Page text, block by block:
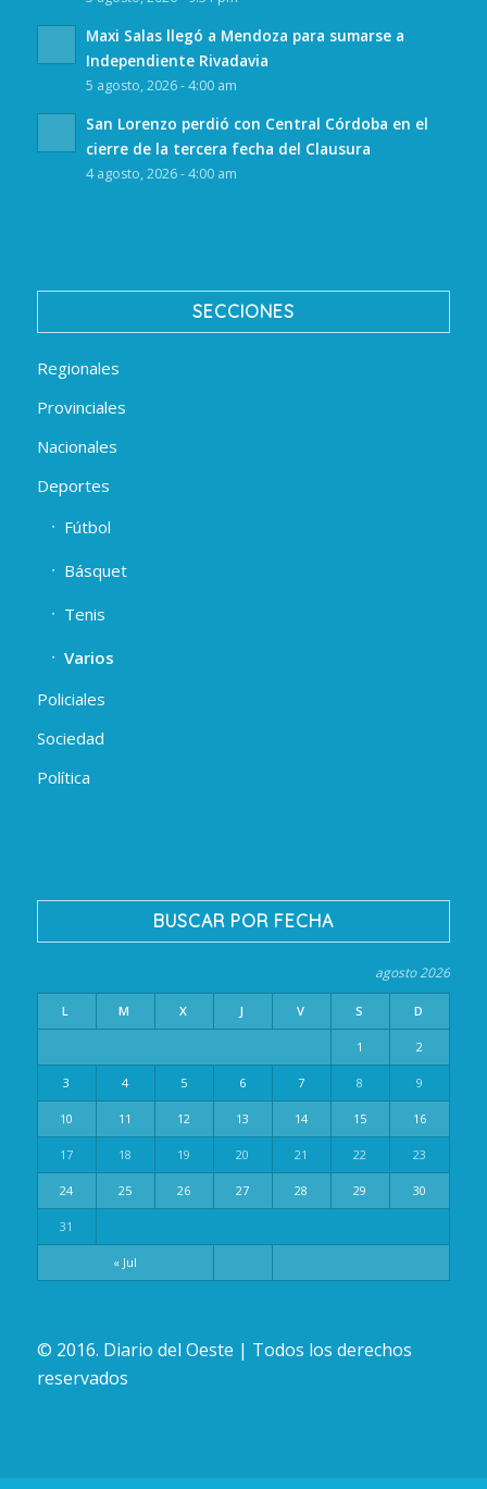
Maxi Salas llegó a Mendoza para sumarse a
Independiente Rivadavia
5 agosto, 2026 - 4:00 am
San Lorenzo perdió con Central Córdoba en el
cierre de la tercera fecha del Clausura
4 agosto, 2026 - 4:00 am
SECCIONES
Regionales
Provinciales
Nacionales
Deportes
Fútbol
Básquet
Tenis
Varios
Policiales
Sociedad
Política
BUSCAR POR FECHA
agosto 2026
L M X J V S D
« Jul
1 2
3 4 5 6 7 8 9
10 11 12 13 14 15 16
17 18 19 20 21 22 23
24 25 26 27 28 29 30
31
© 2016. Diario del Oeste | Todos los derechos
reservados